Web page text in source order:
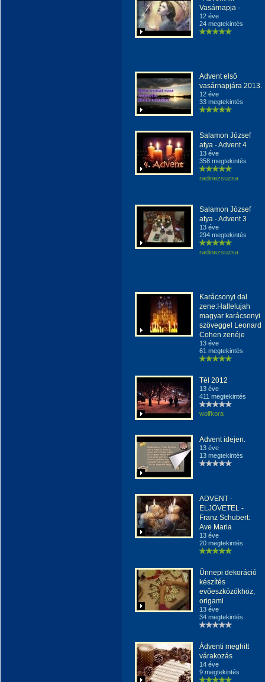
Vasárnapja -
12 éve
24 megtekintés
Advent első
vasárnapjára 2013.
12 éve
33 megtekintés
Salamon József
atya - Advent 4
13 éve
358 megtekintés
radinezsuzsa
Salamon József
atya - Advent 3
13 éve
294 megtekintés
radinezsuzsa
Karácsonyi dal
zene:Hallelujah
magyar karácsonyi
szöveggel Leonard
Cohen zenéje
13 éve
61 megtekintés
Tél 2012
13 éve
411 megtekintés
wolfkora
Advent idejen.
13 éve
13 megtekintés
ADVENT -
ELJÖVETEL -
Franz Schubert:
Ave Maria
13 éve
20 megtekintés
Ünnepi dekoráció
készítés
evőeszközökhöz,
origami
13 éve
34 megtekintés
Ádventi meghitt
várakozás
14 éve
9 megtekintés